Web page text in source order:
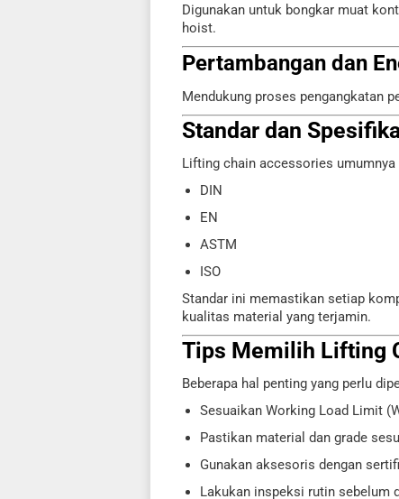
Digunakan untuk bongkar muat
hoist.
Pertambangan dan
Mendukung proses pengangkatan
Standar dan
Lifting chain accessories
DIN
EN
ASTM
ISO
Standar ini memastikan setiap
kualitas material yang terjamin.
Tips Memilih Lifting
Beberapa hal penting yang perlu
Sesuaikan Working Load Limit
Pastikan material dan grade
Gunakan aksesoris dengan
Lakukan inspeksi rutin sebelum